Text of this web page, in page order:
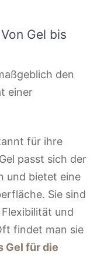
Gel bis
den
einer
für ihre
passt sich der
und bietet eine
Sie sind
und
findet man sie
Gel für die